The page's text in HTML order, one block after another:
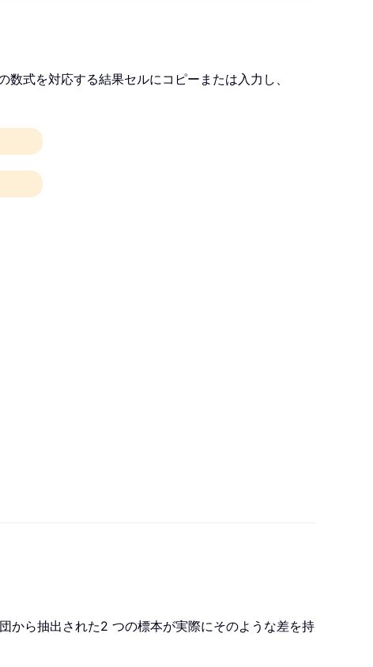
式を対応する結果セルにコピーまたは入力し、
から抽出された2 つの標本が実際にそのような差を持